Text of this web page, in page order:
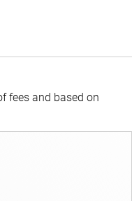
fees and based on